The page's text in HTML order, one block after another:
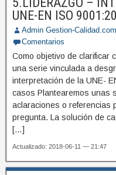
UNE-EN ISO
Admin Gestion-Calidad.com
Comentarios
Como objetivo de clarificar
una serie vinculada a
interpretación de la UNE-
casos Plantearemos unas
aclaraciones o referencias
pregunta. La solución de
[…]
Actualizado: 2018-06-11 — 21:47